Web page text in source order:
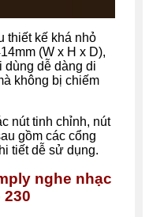
thiết kế khá nhỏ
(W x H x D),
dễ dàng di
không bị chiếm
nút tinh chỉnh, nút
gồm các cổng
tiết dễ sử dụng.
nghe nhạc
230